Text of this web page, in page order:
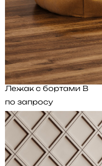
Лежак с бортами B
по запросу